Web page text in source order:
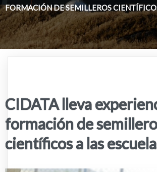
FORMACIÓN DE SEMILLEROS
CIDATA lleva
formación de
científicos a las